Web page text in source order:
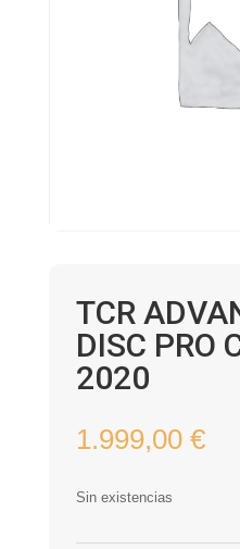
TCR
DISC PRO
2020
1.999,00 €
Sin existencias